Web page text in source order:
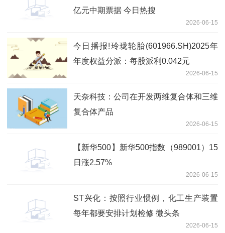
亿元中期票据 今日热搜
2026-06-15
今日播报!玲珑轮胎(601966.SH)2025年
年度权益分派：每股派利0.042元
2026-06-15
天奈科技：公司在开发两维复合体和三维
复合体产品
2026-06-15
【新华500】新华500指数（989001）15
日涨2.57%
2026-06-15
ST兴化：按照行业惯例，化工生产装置
每年都要安排计划检修 微头条
2026-06-15